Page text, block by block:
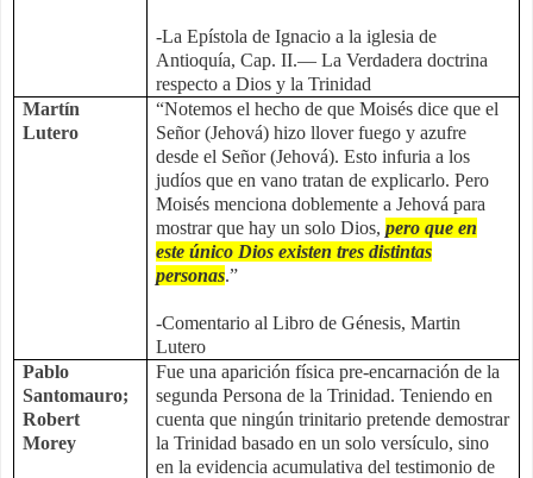
-La Epístola de Ignacio a la iglesia de
Antioquía, Cap. II.— La Verdadera doctrina
respecto a Dios y la Trinidad
Martín
Lutero
“Notemos el hecho de que Moisés dice que el
Señor (Jehová) hizo llover fuego y azufre
desde el Señor (Jehová). Esto infuria a los
judíos que en vano tratan de explicarlo. Pero
Moisés menciona doblemente a Jehová para
mostrar que hay un solo Dios,pero que en
este único Dios existen tres distintas
personas.”
-Comentario al Libro de Génesis, Martin
Lutero
Pablo
Santomauro;
Robert
Morey
Fue una aparición física pre-encarnación de la
segunda Persona de la Trinidad. Teniendo en
cuenta que ningún trinitario pretende demostrar
la Trinidad basado en un solo versículo, sino
en la evidencia acumulativa del testimonio de